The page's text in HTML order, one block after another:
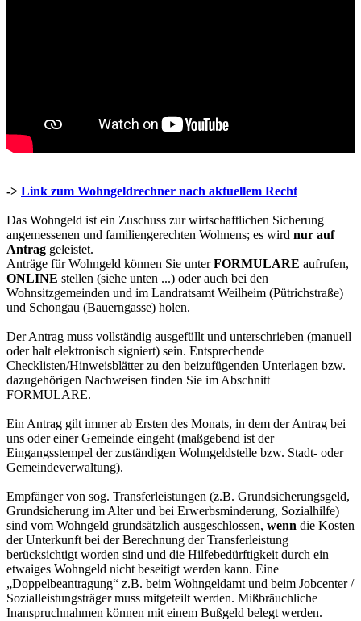
-> Link zum Wohngeldrechner nach aktuellem Recht
Das Wohngeld ist ein Zuschuss zur wirtschaftlichen Sicherung
angemessenen und familiengerechten Wohnens; es wird nur auf
Antrag geleistet.
Anträge für Wohngeld können Sie unterFORMULARE aufrufen,
ONLINE stellen (siehe unten ...) oder auch bei den
Wohnsitzgemeinden und im Landratsamt Weilheim (Pütrichstraße)
und Schongau (Bauerngasse) holen.
Der Antrag muss vollständig ausgefüllt und unterschrieben (manuell
oder halt elektronisch signiert) sein. Entsprechende
Checklisten/Hinweisblätter zu den beizufügenden Unterlagen bzw.
dazugehörigen Nachweisen finden Sie im Abschnitt
FORMULARE.
Ein Antrag gilt immer ab Ersten des Monats, in dem der Antrag bei
uns oder einer Gemeinde eingeht (maßgebend ist der
Eingangsstempel der zuständigen Wohngeldstelle bzw. Stadt- oder
Gemeindeverwaltung).
Empfänger von sog. Transferleistungen (z.B. Grundsicherungsgeld,
Grundsicherung im Alter und bei Erwerbsminderung, Sozialhilfe)
sind vom Wohngeld grundsätzlich ausgeschlossen, wenn die Kosten
der Unterkunft bei der Berechnung der Transferleistung
berücksichtigt worden sind und die Hilfebedürftigkeit durch ein
etwaiges Wohngeld nicht beseitigt werden kann. Eine
„Doppelbeantragung“ z.B. beim Wohngeldamt und beim Jobcenter /
Sozialleistungsträger muss mitgeteilt werden. Mißbräuchliche
Inanspruchnahmen können mit einem Bußgeld belegt werden.